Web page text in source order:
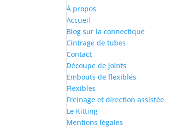
À propos
Accueil
Blog sur la connectique
Cintrage de tubes
Contact
Découpe de joints
Embouts de flexibles
Flexibles
Freinage et direction assistée
Le Kitting
Mentions légales